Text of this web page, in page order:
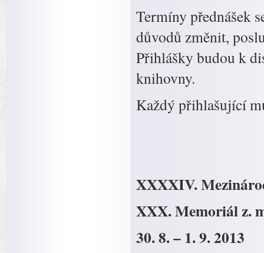
Termíny přednášek
důvodů změnit,
Přihlášky budou k
knihovny.
Každý přihlašující
XXXXIV.
XXX. Memoriál z.
30. 8. – 1. 9. 2013